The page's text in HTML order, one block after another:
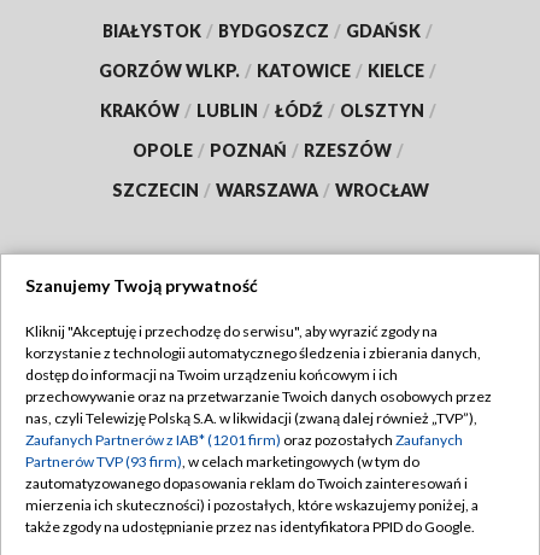
BIAŁYSTOK / BYDGOSZCZ / GDAŃSK /
GORZÓW WLKP. / KATOWICE / KIELCE /
KRAKÓW / LUBLIN / ŁÓDŹ / OLSZTYN /
OPOLE / POZNAŃ / RZESZÓW /
SZCZECIN / WARSZAWA / WROCŁAW
TVP
Abonament TVP
Emisja w TVP
Centrum informacji TVP
Naziemna Telewizja Cyfrowa
Regulamin TVP
Polityka prywatności
Moje zgody
Pomoc
Szanujemy Twoją prywatność
Kliknij "Akceptuję i przechodzę do serwisu", aby wyrazić zgody na
korzystanie z technologii automatycznego śledzenia i zbierania danych,
dostęp do informacji na Twoim urządzeniu końcowym i ich
przechowywanie oraz na przetwarzanie Twoich danych osobowych przez
nas, czyli Telewizję Polską S.A. w likwidacji (zwaną dalej również „TVP”),
Zaufanych Partnerów z IAB* (1201 firm) oraz pozostałych Zaufanych
Partnerów TVP (93 firm), w celach marketingowych (w tym do
zautomatyzowanego dopasowania reklam do Twoich zainteresowań i
mierzenia ich skuteczności) i pozostałych, które wskazujemy poniżej, a
także zgody na udostępnianie przez nas identyfikatora PPID do Google.